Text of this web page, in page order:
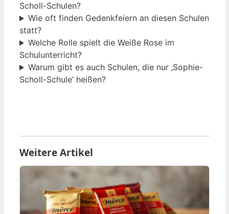
Scholl-Schulen?
Wie oft finden Gedenkfeiern an diesen Schulen
statt?
Welche Rolle spielt die Weiße Rose im
Schulunterricht?
Warum gibt es auch Schulen, die nur ‚Sophie-
Scholl-Schule‘ heißen?
Weitere Artikel